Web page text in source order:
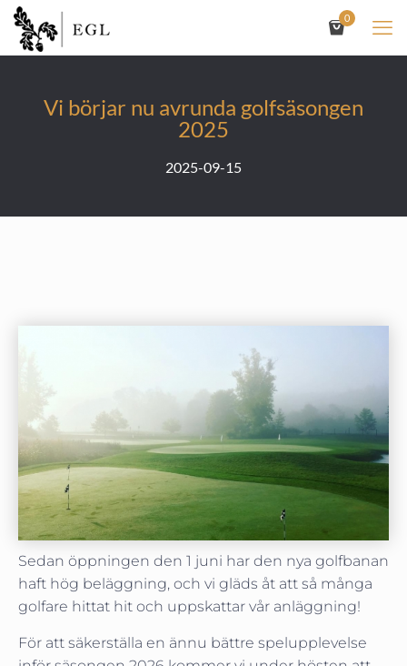
0
Vi börjar nu avrunda golfsäsongen
2025
2025-09-15
Sedan öppningen den 1 juni har den nya golfbanan
haft hög beläggning, och vi gläds åt att så många
golfare hittat hit och uppskattar vår anläggning!
För att säkerställa en ännu bättre spelupplevelse